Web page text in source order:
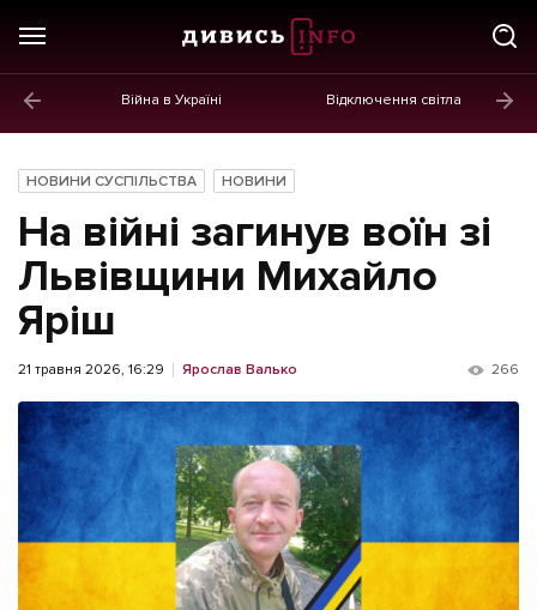
Війна в Україні Відключення світла
Новини
Політика
Економіка
Бізнес
Життя
Культура
Афіша
ІНШЕ
Інтерв'ю
Прес-релізи
НОВИНИ СУСПІЛЬСТВА НОВИНИ
На війні загинув воїн зі
Львівщини Михайло
Яріш
21 травня 2026, 16:29 Ярослав Валько 266